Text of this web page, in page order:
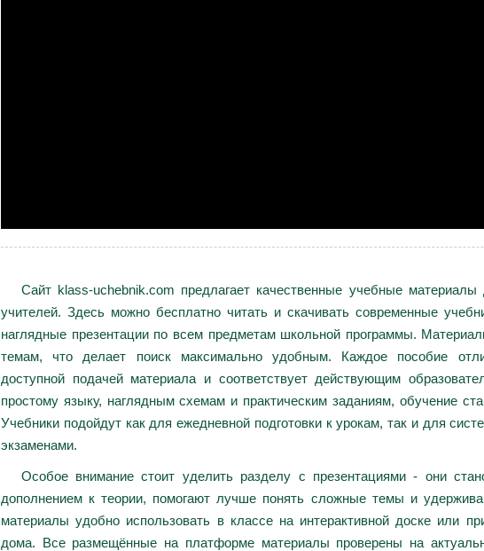
Сайт klass-uchebnik.com предлагает качественные учебные
учителей. Здесь можно бесплатно читать и скачивать современные
наглядные презентации по всем предметам школьной программы.
темам, что делает поиск максимально удобным. Каждое пособие
доступной подачей материала и соответствует действующим
простому языку, наглядным схемам и практическим заданиям, обучение
Учебники подойдут как для ежедневной подготовки к урокам, так и для
экзаменами.
Особое внимание стоит уделить разделу с презентациями - они
дополнением к теории, помогают лучше понять сложные темы и
материалы удобно использовать в классе на интерактивной доске или
дома. Все размещённые на платформе материалы проверены на